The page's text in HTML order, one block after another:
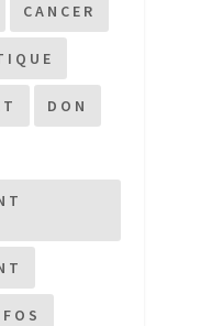
CANCER
DON
FOS